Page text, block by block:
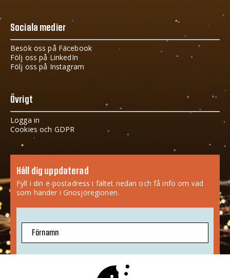
Sociala medier
Besök oss på Facebook
Följ oss på LinkedIn
Följ oss på Instagram
Övrigt
Logga in
Cookies och GDPR
Håll dig uppdaterad
Fyll i din e-postadress i fältet nedan och få info om vad
som händer i Gnosjöregionen.
Förnamn